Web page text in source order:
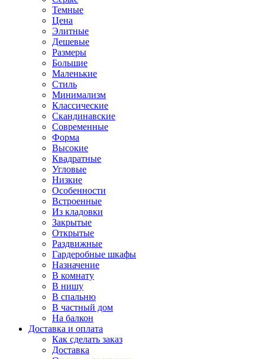
Темные
Цена
Элитные
Дешевые
Размеры
Большие
Маленькие
Стиль
Минимализм
Классические
Скандинавские
Современные
Форма
Высокие
Квадратные
Угловые
Низкие
Особенности
Встроенные
Из кладовки
Закрытые
Открытые
Раздвижные
Гардеробные шкафы
Назначение
В комнату
В нишу
В спальню
В частный дом
На балкон
Доставка и оплата
Как сделать заказ
Доставка